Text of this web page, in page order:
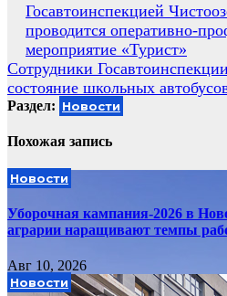
Навигация
по
записям
Госавтоинспекцией
проводится оперативно-
мероприятие «Турист»
Сотрудники
состояние школьных
Раздел: Новости
Похожая запись
Новости
Уборочная кампания‑2026 в
аграрии наращивают темпы
Авг 10, 2026
Новости